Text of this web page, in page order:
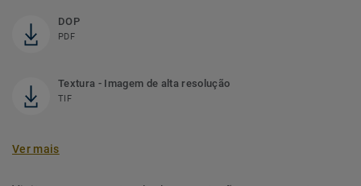
DOP
PDF
Textura - Imagem de alta resolução
TIF
Ver mais